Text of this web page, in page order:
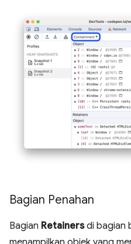
Bagian Penahan
Bagian Retainersdi bagian